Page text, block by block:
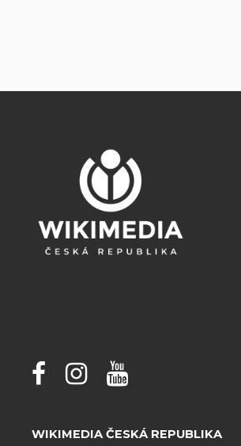
WIKIMEDIA ČESKÁ REPUBLIKA